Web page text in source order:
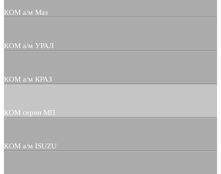
КОМ а/м Маз
КОМ а/м УРАЛ
КОМ а/м КРАЗ
КОМ серии МП
КОМ а/м ISUZU